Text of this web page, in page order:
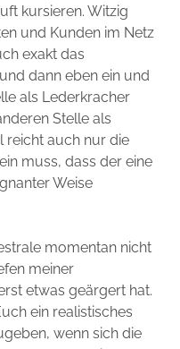
kursieren. Witzig
und Kunden im Netz
exakt das
dann eben ein und
als Lederkracher
Stelle als
reicht auch nur die
muss, dass der eine
Weise
momentan nicht
meiner
etwas geärgert hat.
ein realistisches
wenn sich die